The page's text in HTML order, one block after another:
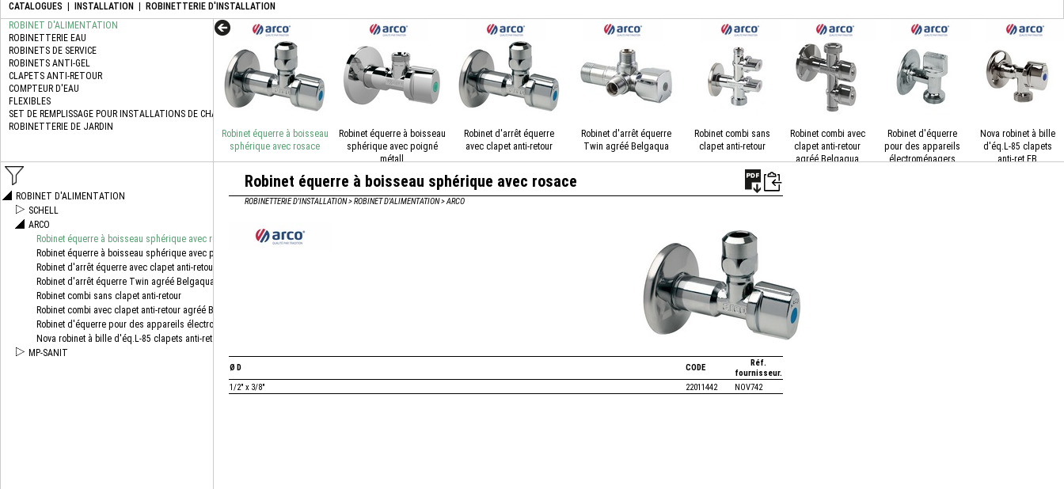
CATALOGUES INSTALLATION ROBINETTERIE D'INSTALLATION
Robinet équerre à boisseau
sphérique avec rosace
Robinet équerre à boisseau
sphérique avec poigné
métall
Robinet d'arrêt équerre
avec clapet anti-retour
Robinet d'arrêt équerre
Twin agréé Belgaqua
Robinet combi sans
clapet anti-retour
Robinet combi avec
clapet anti-retour
agréé Belgaqua
Robinet d'équerre
pour des appareils
électroménagers
Nova robinet à bille
d'éq.L-85 clapets
anti-ret.EB